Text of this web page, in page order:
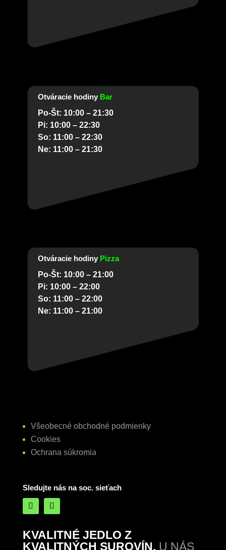
Otváracie hodiny Bar
Po-Št: 10:00 – 21:30
Pi: 10:00 – 22:30
So: 11:00 – 22:30
Ne: 11:00 – 21:30
Otváracie hodiny Pizza
Po-Št: 10:00 – 21:00
Pi: 10:00 – 22:00
So: 11:00 – 22:00
Ne: 11:00 – 21:00
Všeobecné obchodné podmienky
Cookies
Ochrana súkromia
Sledujte nás na soc. sieťach
KVALITNÉ JEDLO Z
KVALITNÝCH SUROVÍN. U NÁS